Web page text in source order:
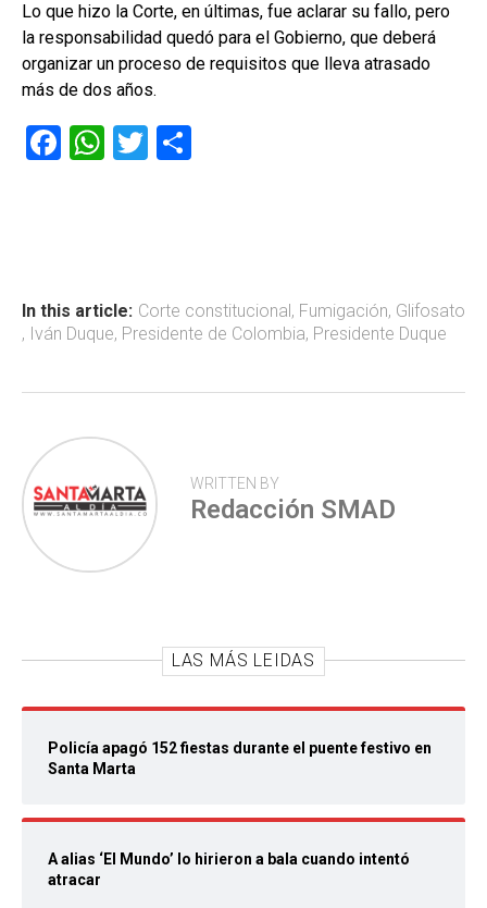
Lo que hizo la Corte, en últimas, fue aclarar su fallo, pero
la responsabilidad quedó para el Gobierno, que deberá
organizar un proceso de requisitos que lleva atrasado
más de dos años.
F
ok
W
p
p
T
tir
In this article: Corte constitucional, Fumigación, Glifosato
, Iván Duque, Presidente de Colombia, Presidente Duque
WRITTEN BY
Redacción SMAD
LAS MÁS LEIDAS
Policía apagó 152 fiestas durante el puente festivo en
Santa Marta
A alias ‘El Mundo’ lo hirieron a bala cuando intentó
atracar